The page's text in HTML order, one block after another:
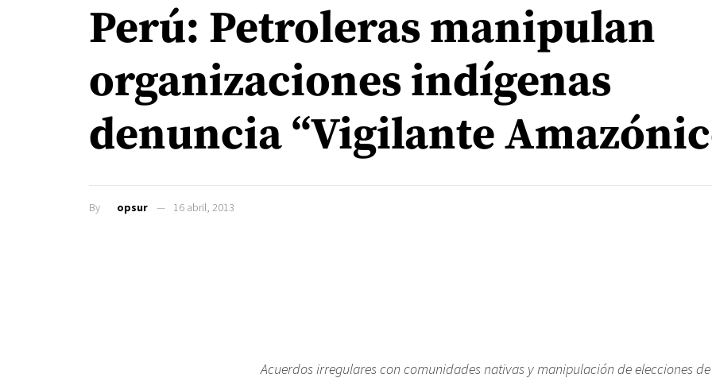
Perú: Petroleras manipulan
organizaciones indígenas
denuncia “Vigilante
By opsur 16 abril, 2013
Acuerdos irregulares con comunidades nativas y manipulación de elecciones